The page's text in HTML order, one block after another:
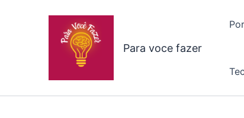
Para voce fazer